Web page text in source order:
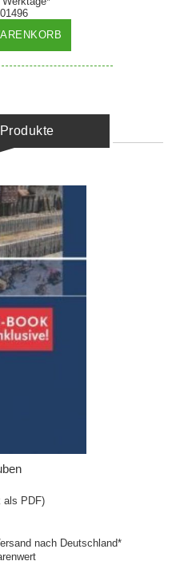
als PDF)
nach Deutschland*